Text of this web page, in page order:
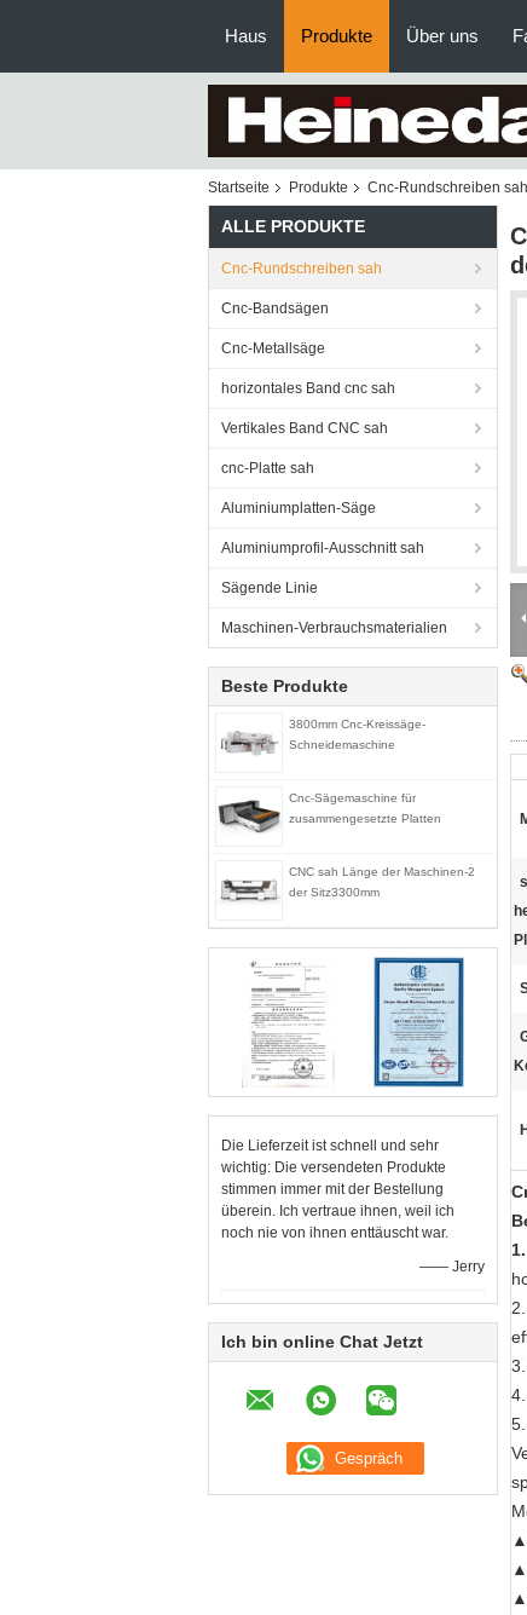
Haus Produkte Über uns
Startseite Produkte Cnc-Rundschreiben sah
ALLE PRODUKTE
Cnc-Rundschreiben sah
Cnc-Bandsägen
Cnc-Metallsäge
horizontales Band cnc sah
Vertikales Band CNC sah
cnc-Platte sah
Aluminiumplatten-Säge
Aluminiumprofil-Ausschnitt sah
Sägende Linie
Maschinen-Verbrauchsmaterialien
Beste Produkte
3800mm Cnc-Kreissäge-
Schneidemaschine
Cnc-Sägemaschine für
zusammengesetzte Platten
CNC sah Länge der Maschinen-2
der Sitz3300mm
Die Lieferzeit ist schnell und sehr
wichtig: Die versendeten Produkte
stimmen immer mit der Bestellung
überein. Ich vertraue ihnen, weil ich
noch nie von ihnen enttäuscht war.
—— Jerry
Ich bin online Chat Jetzt
1.